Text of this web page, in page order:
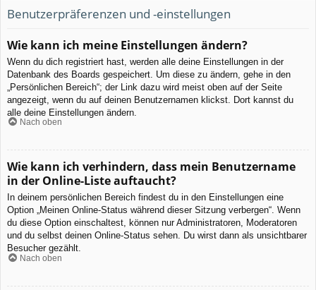
Benutzerpräferenzen und -einstellungen
Wie kann ich meine Einstellungen ändern?
Wenn du dich registriert hast, werden alle deine Einstellungen in der
Datenbank des Boards gespeichert. Um diese zu ändern, gehe in den
„Persönlichen Bereich“; der Link dazu wird meist oben auf der Seite
angezeigt, wenn du auf deinen Benutzernamen klickst. Dort kannst du
alle deine Einstellungen ändern.
Nach oben
Wie kann ich verhindern, dass mein Benutzername
in der Online-Liste auftaucht?
In deinem persönlichen Bereich findest du in den Einstellungen eine
Option „Meinen Online-Status während dieser Sitzung verbergen“. Wenn
du diese Option einschaltest, können nur Administratoren, Moderatoren
und du selbst deinen Online-Status sehen. Du wirst dann als unsichtbarer
Besucher gezählt.
Nach oben